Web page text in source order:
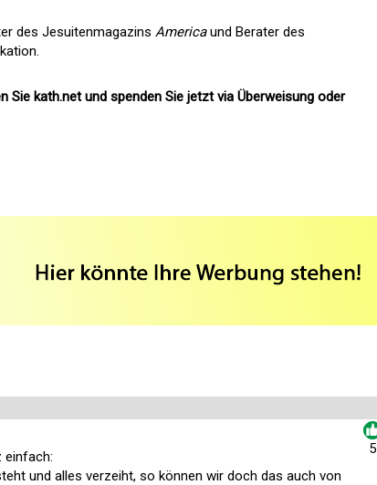
des Jesuitenmagazins Americaund Berater des
Sie kath.net und spenden Sie jetzt via Überweisung oder
einfach:
und alles verzeiht, so können wir doch das auch von
5